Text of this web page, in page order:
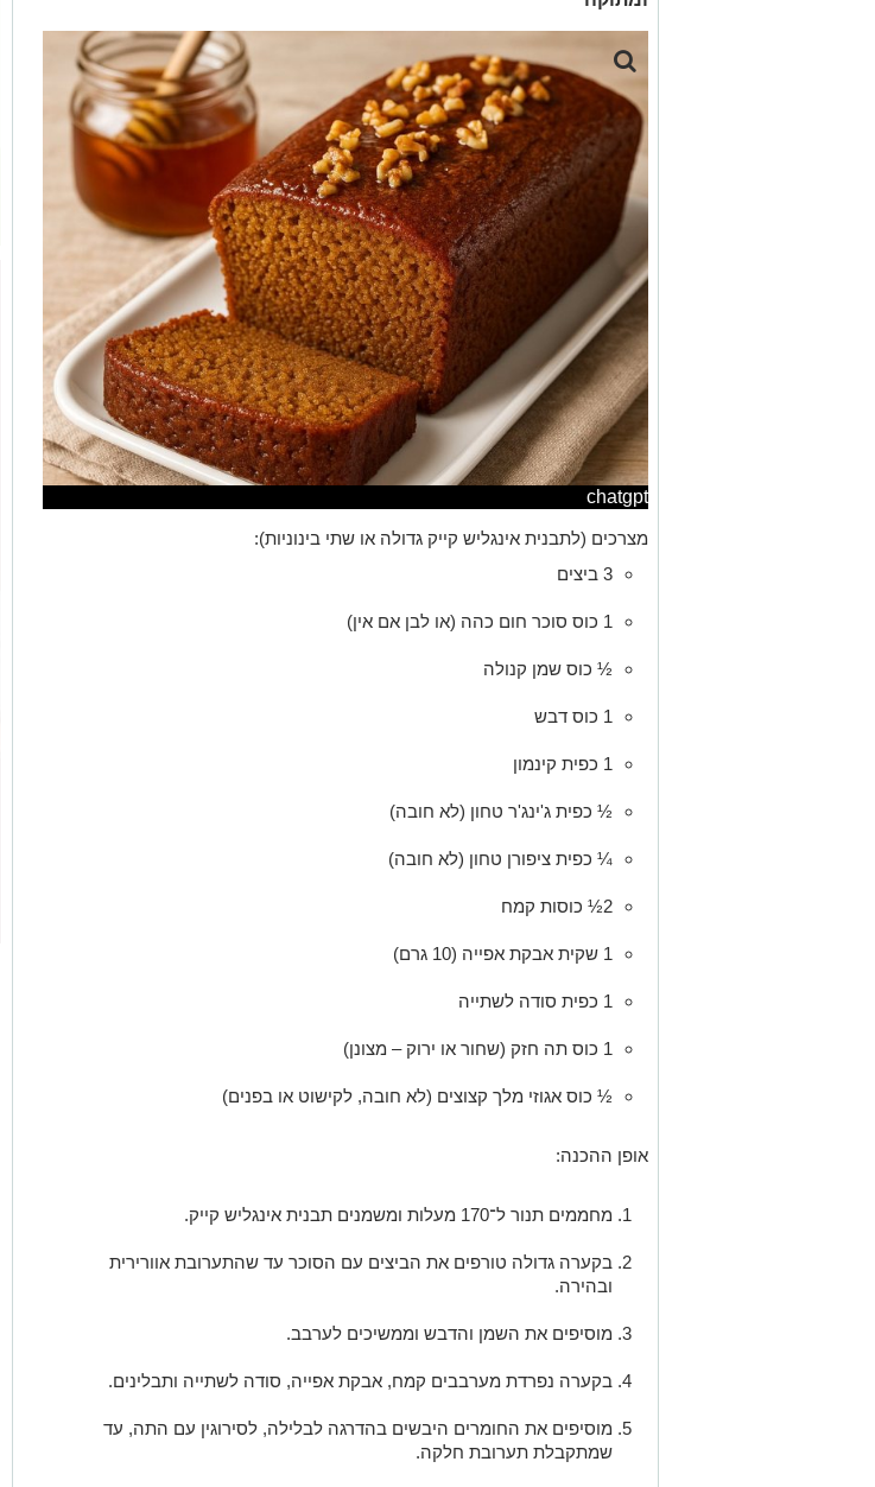
chatgpt
מצרכים (לתבנית אינגליש קייק גדולה או שתי בינוניות):
3 ביצים
1 כוס סוכר חום כהה (או לבן אם אין)
½ כוס שמן קנולה
1 כוס דבש
1 כפית קינמון
½ כפית ג'ינג'ר טחון (לא חובה)
¼ כפית ציפורן טחון (לא חובה)
2½ כוסות קמח
1 שקית אבקת אפייה (10 גרם)
1 כפית סודה לשתייה
1 כוס תה חזק (שחור או ירוק – מצונן)
½ כוס אגוזי מלך קצוצים (לא חובה, לקישוט או בפנים)
אופן ההכנה:
מחממים תנור ל־170 מעלות ומשמנים תבנית אינגליש קייק.
בקערה גדולה טורפים את הביצים עם הסוכר עד שהתערובת אוורירית
ובהירה.
מוסיפים את השמן והדבש וממשיכים לערבב.
בקערה נפרדת מערבבים קמח, אבקת אפייה, סודה לשתייה ותבלינים.
מוסיפים את החומרים היבשים בהדרגה לבלילה, לסירוגין עם התה, עד
שמתקבלת תערובת חלקה.